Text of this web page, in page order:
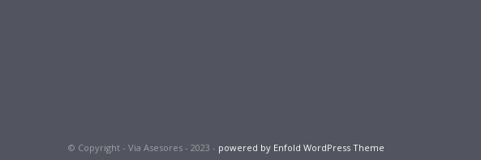
© Copyright - Via Asesores - 2023 - powered by Enfold WordPress Theme